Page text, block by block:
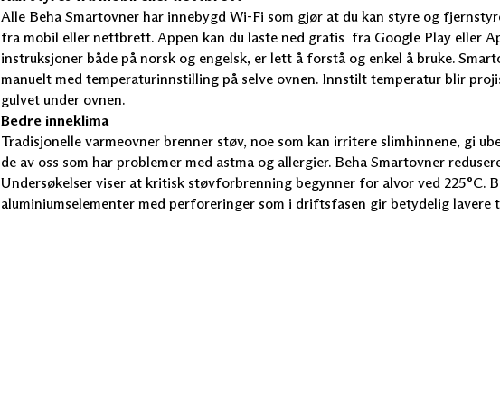
Alle Beha Smartovner har innebygd Wi-Fi som gjør at du kan styre og
fra mobil eller nettbrett. Appen kan du laste ned gratis fra Google Play eller
instruksjoner både på norsk og engelsk, er lett å forstå og enkel å bruke.
manuelt med temperaturinnstilling på selve ovnen. Innstilt temperatur blir
gulvet under ovnen.
Bedre inneklima
Tradisjonelle varmeovner brenner støv, noe som kan irritere slimhinnene, gi
de av oss som har problemer med astma og allergier. Beha Smartovner
Undersøkelser viser at kritisk støvforbrenning begynner for alvor ved 225°C.
aluminiumselementer med perforeringer som i driftsfasen gir betydelig lavere